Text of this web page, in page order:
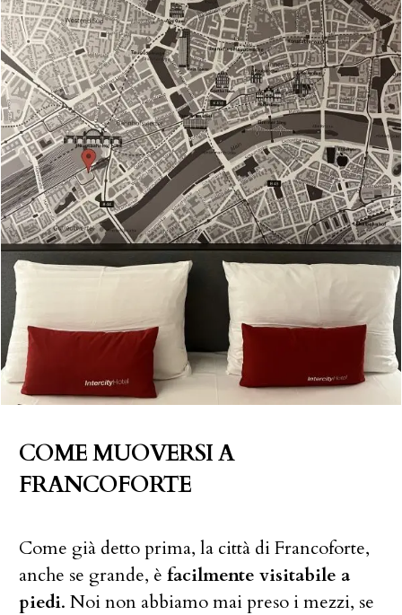
COME MUOVERSI A
FRANCOFORTE
Come già detto prima, la città di Francoforte,
anche se grande, è facilmente visitabile a
piedi. Noi non abbiamo mai preso i mezzi, se